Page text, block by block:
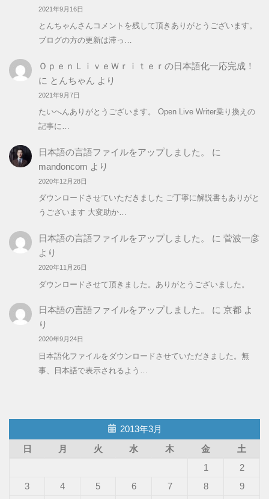
2021年9月16日
とんちゃんさんコメントを残して頂きありがとうございます。
ブログの方の更新は滞っ…
ＯｐｅｎＬｉｖｅＷｒｉｔｅｒの日本語化一応完成！
に とんちゃん より
2021年9月7日
たいへんありがとうございます。 Open Live Writer乗り換えの
記事に…
日本語の言語ファイルをアップしました。
に
mandoncom より
2020年12月28日
ダウンロードさせていただきました ご丁寧に解説書もありがと
うございます 大変助か…
日本語の言語ファイルをアップしました。 に 菅波一彦
より
2020年11月26日
ダウンロードさせて頂きました。ありがとうございました。
日本語の言語ファイルをアップしました。 に 京都よ
り
2020年9月24日
日本語化ファイルをダウンロードさせていただきました。無
事、日本語で表示されるよう…
2013年3月
日
月 火 水 木 金
土
1
2
3
4 5 6 7 8
9